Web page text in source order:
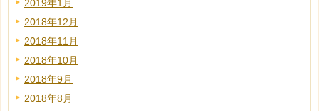
2019年1月
2018年12月
2018年11月
2018年10月
2018年9月
2018年8月